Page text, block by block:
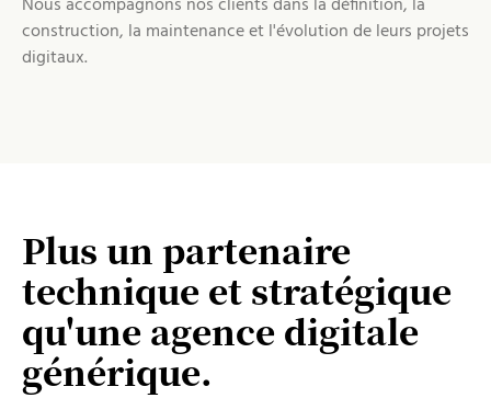
Nous accompagnons nos clients dans la définition, la
construction, la maintenance et l'évolution de leurs projets
digitaux.
Plus un partenaire
technique et stratégique
qu'une agence digitale
générique.